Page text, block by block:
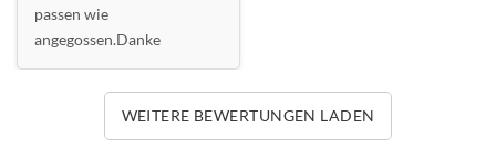
passen wie
angegossen.Danke
WEITERE BEWERTUNGEN LADEN